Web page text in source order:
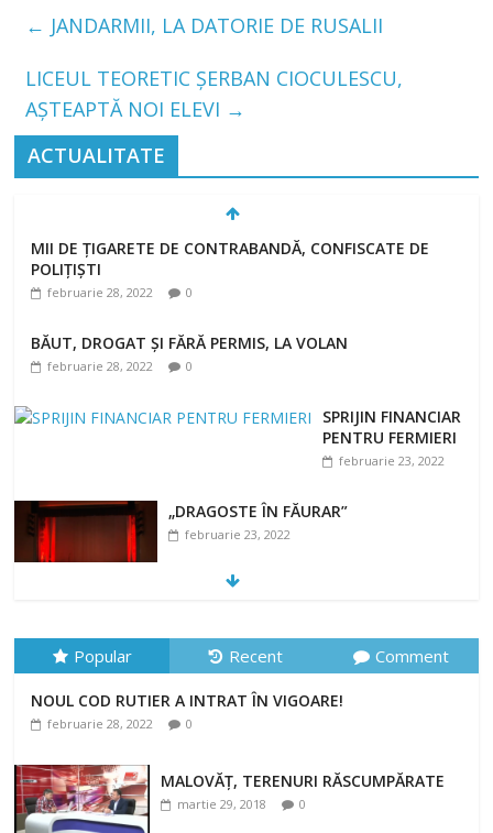
← JANDARMII, LA DATORIE DE RUSALII
LICEUL TEORETIC ȘERBAN CIOCULESCU,
AȘTEAPTĂ NOI ELEVI →
ACTUALITATE
MII DE ȚIGARETE DE CONTRABANDĂ, CONFISCATE DE
POLIȚIȘTI
februarie 28, 2022 0
BĂUT, DROGAT ȘI FĂRĂ PERMIS, LA VOLAN
februarie 28, 2022 0
SPRIJIN FINANCIAR
PENTRU FERMIERI
februarie 23, 2022
„DRAGOSTE ÎN FĂURAR”
februarie 23, 2022
NOUL COD RUTIER A INTRAT ÎN VIGOARE!
februarie 28, 2022
Popular Recent Comment
NOUL COD RUTIER A INTRAT ÎN VIGOARE!
februarie 28, 2022 0
MALOVĂȚ, TERENURI RĂSCUMPĂRATE
martie 29, 2018 0